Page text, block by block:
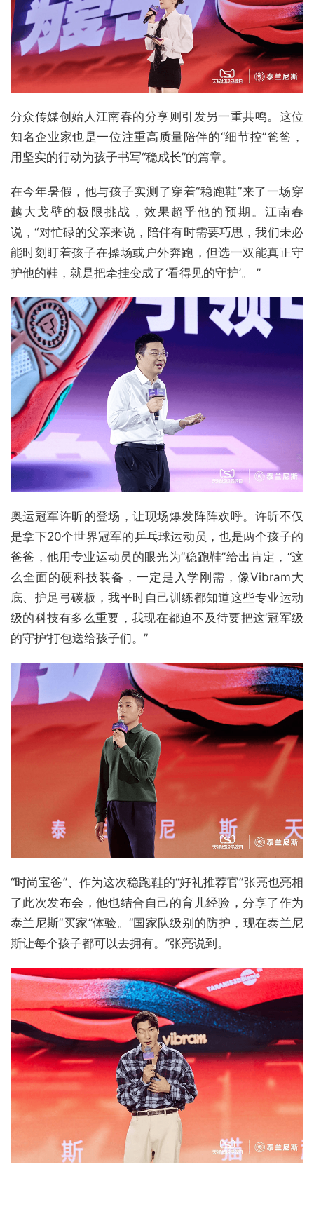
分众传媒创始人江南春的分享则引发另一重共鸣。这位
知名企业家也是一位注重高质量陪伴的“细节控”爸爸，
用坚实的行动为孩子书写“稳成长”的篇章。
在今年暑假，他与孩子实测了穿着“稳跑鞋”来了一场穿
越大戈壁的极限挑战，效果超乎他的预期。江南春
说，“对忙碌的父亲来说，陪伴有时需要巧思，我们未必
能时刻盯着孩子在操场或户外奔跑，但选一双能真正守
护他的鞋，就是把牵挂变成了‘看得见的守护’。 ”
奥运冠军许昕的登场，让现场爆发阵阵欢呼。许昕不仅
是拿下20个世界冠军的乒乓球运动员，也是两个孩子的
爸爸，他用专业运动员的眼光为“稳跑鞋”给出肯定，“这
么全面的硬科技装备，一定是入学刚需，像Vibram大
底、护足弓碳板，我平时自己训练都知道这些专业运动
级的科技有多么重要，我现在都迫不及待要把这‘冠军级
的守护’打包送给孩子们。”
“时尚宝爸”、作为这次稳跑鞋的“好礼推荐官”张亮也亮相
了此次发布会，他也结合自己的育儿经验，分享了作为
泰兰尼斯“买家”体验。“国家队级别的防护，现在泰兰尼
斯让每个孩子都可以去拥有。”张亮说到。